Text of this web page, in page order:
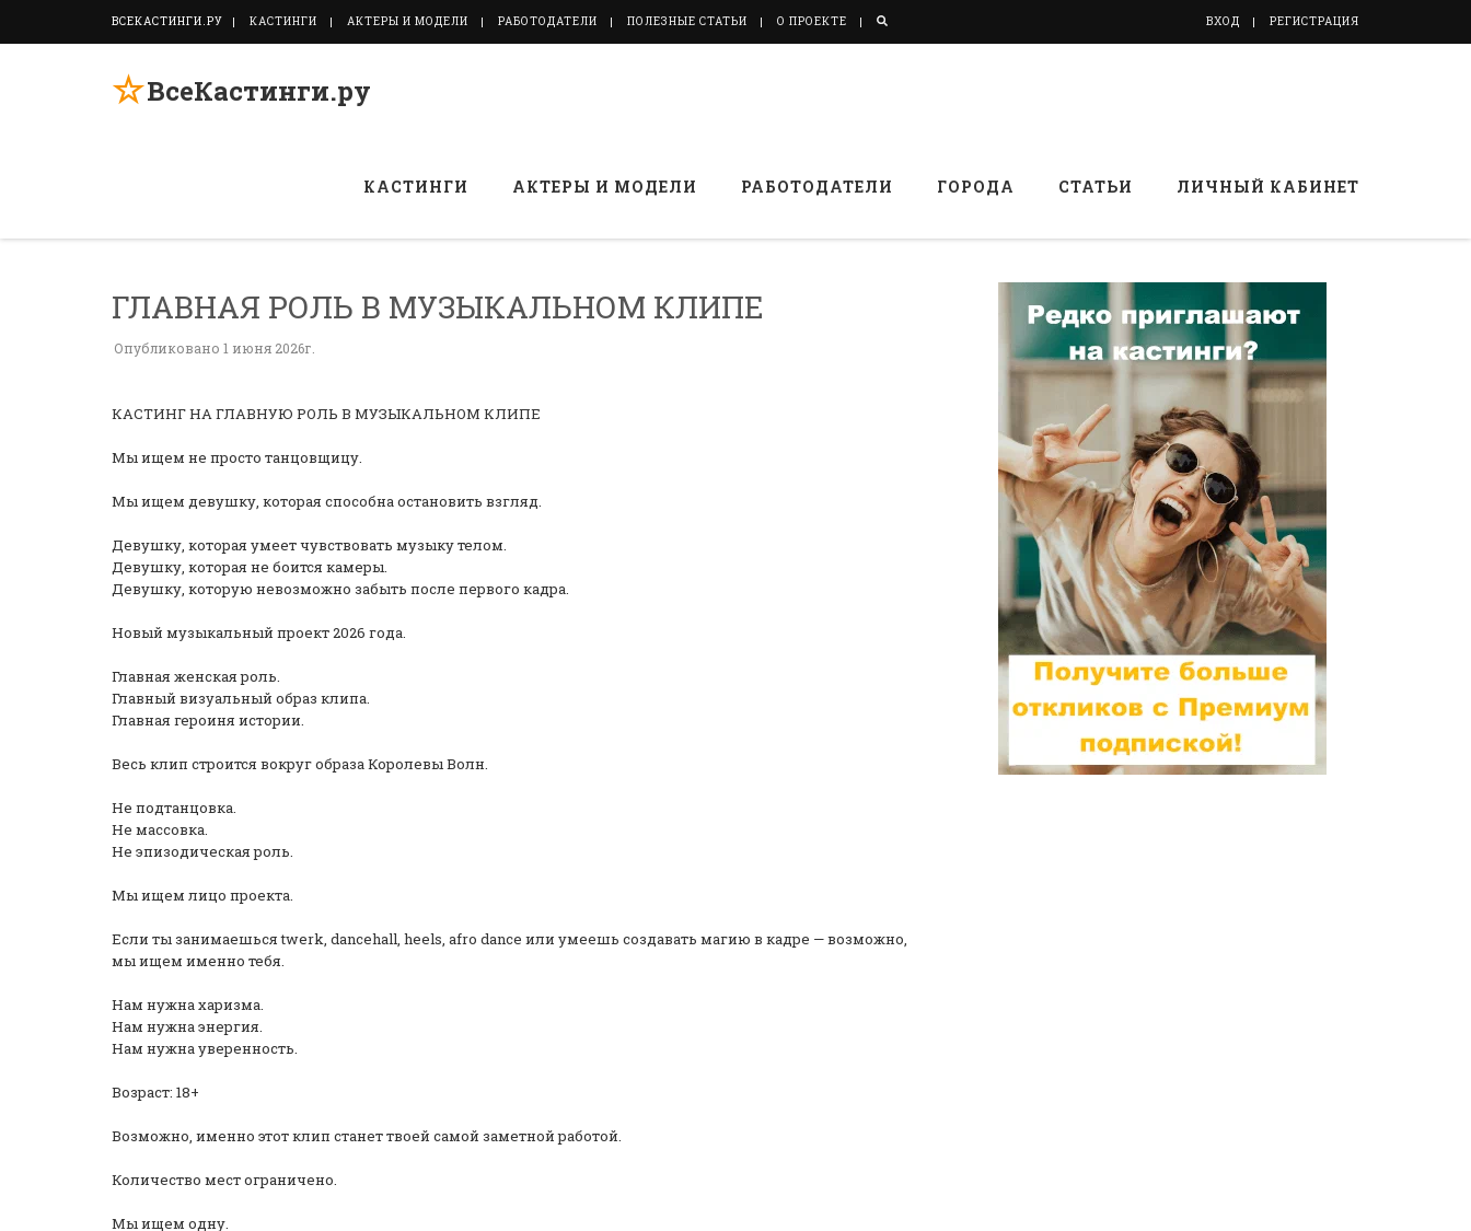
ВСЕКАСТИНГИ.РУ КАСТИНГИ АКТЕРЫ И МОДЕЛИ РАБОТОДАТЕЛИ ПОЛЕЗНЫЕ СТАТЬИ О ПРОЕКТЕ ВХОД РЕГИСТРАЦИЯ
☆ВсеКастинги.ру
КАСТИНГИ АКТЕРЫ И МОДЕЛИ РАБОТОДАТЕЛИ ГОРОДА СТАТЬИ ЛИЧНЫЙ КАБИНЕТ
ГЛАВНАЯ РОЛЬ В МУЗЫКАЛЬНОМ КЛИПЕ
Опубликовано 1 июня 2026г.
КАСТИНГ НА ГЛАВНУЮ РОЛЬ В МУЗЫКАЛЬНОМ КЛИПЕ
Мы ищем не просто танцовщицу.
Мы ищем девушку, которая способна остановить взгляд.
Девушку, которая умеет чувствовать музыку телом.
Девушку, которая не боится камеры.
Девушку, которую невозможно забыть после первого кадра.
Новый музыкальный проект 2026 года.
Главная женская роль.
Главный визуальный образ клипа.
Главная героиня истории.
Весь клип строится вокруг образа Королевы Волн.
Не подтанцовка.
Не массовка.
Не эпизодическая роль.
Мы ищем лицо проекта.
Если ты занимаешься twerk, dancehall, heels, afro dance или умеешь создавать магию в кадре — возможно,
мы ищем именно тебя.
Нам нужна харизма.
Нам нужна энергия.
Нам нужна уверенность.
Возраст: 18+
Возможно, именно этот клип станет твоей самой заметной работой.
Количество мест ограничено.
Мы ищем одну.